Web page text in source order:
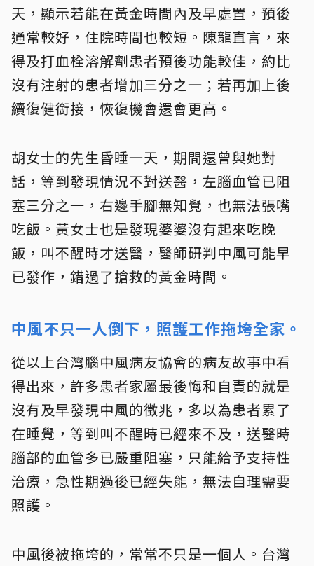
天，顯示若能在黃金時間內及早處置，預後
通常較好，住院時間也較短。陳龍直言，來
得及打血栓溶解劑患者預後功能較佳，約比
沒有注射的患者增加三分之一；若再加上後
續復健銜接，恢復機會還會更高。
胡女士的先生昏睡一天，期間還曾與她對
話，等到發現情況不對送醫，左腦血管已阻
塞三分之一，右邊手腳無知覺，也無法張嘴
吃飯。黃女士也是發現婆婆沒有起來吃晚
飯，叫不醒時才送醫，醫師研判中風可能早
已發作，錯過了搶救的黃金時間。
中風不只一人倒下，照護工作拖垮全家。
從以上台灣腦中風病友協會的病友故事中看
得出來，許多患者家屬最後悔和自責的就是
沒有及早發現中風的徵兆，多以為患者累了
在睡覺，等到叫不醒時已經來不及，送醫時
腦部的血管多已嚴重阻塞，只能給予支持性
治療，急性期過後已經失能，無法自理需要
照護。
中風後被拖垮的，常常不只是一個人。台灣